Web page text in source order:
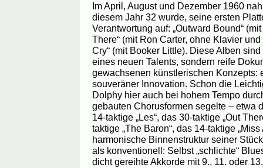
Im April, August und Dezember 1960
diesem Jahr 32 wurde, seine ersten
Verantwortung auf: „Outward Bound“
There“ (mit Ron Carter, ohne Klavier
Cry“ (mit Booker Little). Diese Alben
eines neuen Talents, sondern reife
gewachsenen künstlerischen Konzepts:
souveräner Innovation. Schon die
Dolphy hier auch bei hohem Tempo
gebauten Chorusformen segelte – etwa
14-taktige „Les“, das 30-taktige „Out
taktige „The Baron“, das 14-taktige „Miss
harmonische Binnenstruktur seiner
als konventionell: Selbst „schlichte“
dicht gereihte Akkorde mit 9., 11. oder